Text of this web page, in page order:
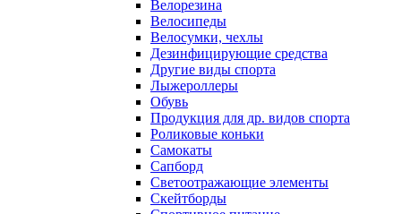
Велорезина
Велосипеды
Велосумки, чехлы
Дезинфицирующие средства
Другие виды спорта
Лыжероллеры
Обувь
Продукция для др. видов спорта
Роликовые коньки
Самокаты
Сапборд
Светоотражающие элементы
Скейтборды